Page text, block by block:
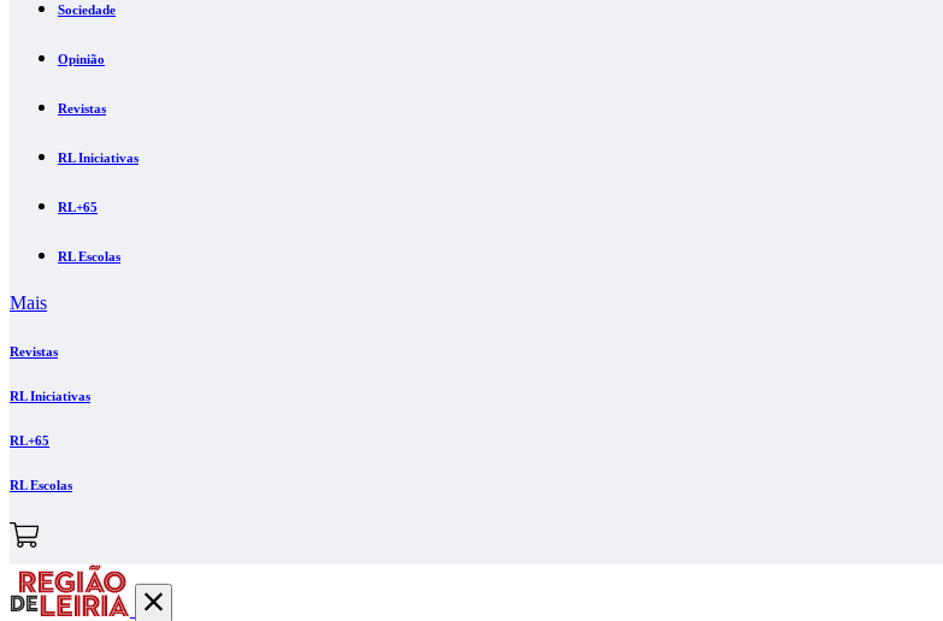
Sociedade
Opinião
Revistas
RL Iniciativas
RL+65
RL Escolas
Mais
Revistas
RL Iniciativas
RL+65
RL Escolas